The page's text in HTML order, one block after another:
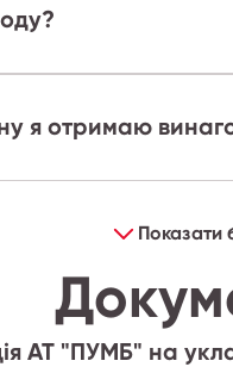
я отримаю
Показати
АТ "ПУМБ" на